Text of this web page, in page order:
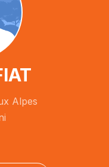
Alpes